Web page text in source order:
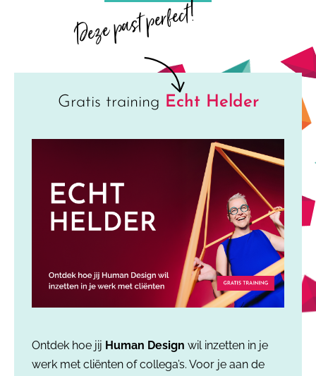
Deze past perfect!
Gratis training Echt Helder
Ontdek hoe jij Human Design wil inzetten in je
werk met cliënten of collega’s. Voor je aan de